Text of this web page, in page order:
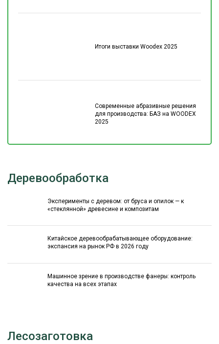
Итоги выставки Woodex 2025
Современные абразивные решения
для производства: БАЗ на WOODEX
2025
Деревообработка
Эксперименты с деревом: от бруса и опилок — к
«стеклянной» древесине и композитам
Китайское деревообрабатывающее оборудование:
экспансия на рынок РФ в 2026 году
Машинное зрение в производстве фанеры: контроль
качества на всех этапах
Лесозаготовка